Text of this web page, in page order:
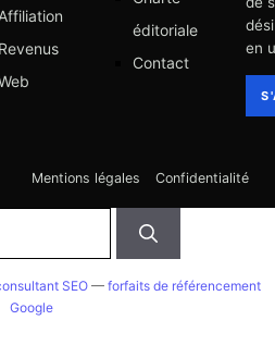
Revenus
éditoriale
Contact
en
Mentions légales Confidentialité
SEO — forfaits de référencement
Google